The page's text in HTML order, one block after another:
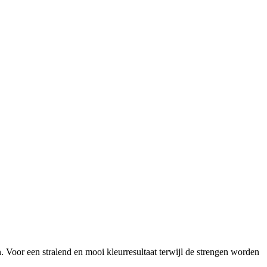
een stralend en mooi kleurresultaat terwijl de strengen worden